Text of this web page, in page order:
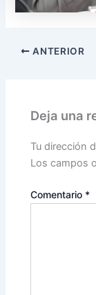
ANTERIOR
Deja una
Tu dirección
Los campos
Comentario *